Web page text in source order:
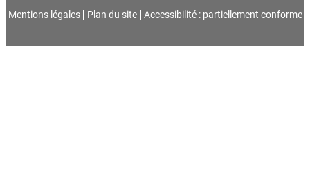
Mentions légales Plan du site Accessibilité : partiellement conforme